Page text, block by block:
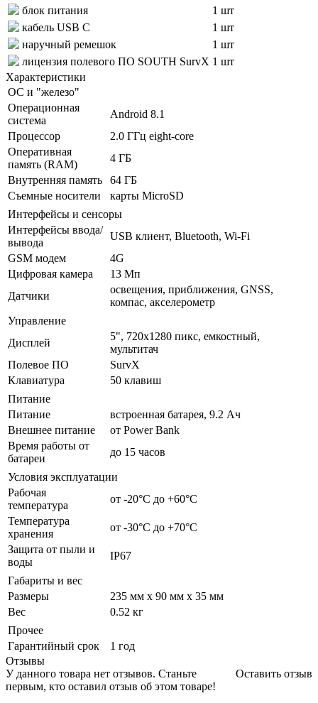
блок питания
1 шт
кабель USB С
1 шт
наручный ремешок
1 шт
лицензия полевого ПО SOUTH SurvX 1 шт
Характеристики
ОС и "железо"
Операционная
система
Android 8.1
Процессор
2.0 ГГц eight-core
Оперативная
память (RAM)
4 ГБ
Внутренняя память
64 ГБ
Съемные носители
карты MicroSD
Интерфейсы и сенсоры
Интерфейсы ввода/
вывода
USB клиент, Bluetooth, Wi-Fi
GSM модем
4G
Цифровая камера
13 Мп
Датчики
освещения, приближения, GNSS,
компас, акселерометр
Управление
Дисплей
5", 720x1280 пикс, емкостный,
мультитач
Полевое ПО
SurvX
Клавиатура
50 клавиш
Питание
Питание
встроенная батарея, 9.2 Ач
Внешнее питание
от Power Bank
Время работы от
батареи
до 15 часов
Условия эксплуатации
Рабочая
температура
от -20°С до +60°С
Температура
хранения
от -30°С до +70°С
Защита от пыли и
воды
IP67
Габариты и вес
Размеры
235 мм x 90 мм x 35 мм
Вес
0.52 кг
Прочее
Гарантийный срок
1 год
Отзывы
Оставить отзыв
У данного товара нет отзывов. Станьте
первым, кто оставил отзыв об этом товаре!